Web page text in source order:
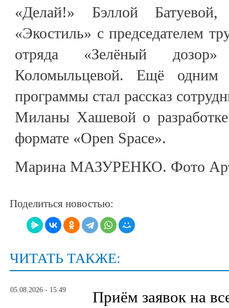
«Делай!» Бэллой Батуевой,
«Экостиль» с председателем
отряда «Зелёный
Коломыльцевой. Ещё одним
программы стал рассказ
Миланы Хашевой о
формате «Open Space».
Марина МАЗУРЕНКО. Фото
Поделиться новостью:
ЧИТАТЬ ТАКЖЕ:
05.08.2026 - 15:49
Приём заявок на